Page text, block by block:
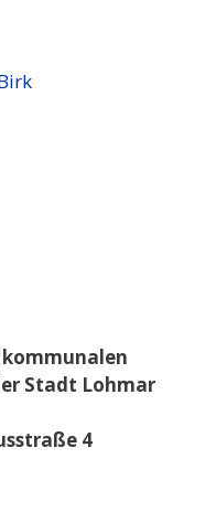
Stadt Lohmar
4